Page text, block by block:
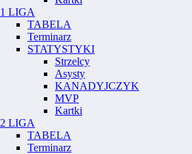
1 LIGA
TABELA
Terminarz
STATYSTYKI
Strzelcy
Asysty
KANADYJCZYK
MVP
Kartki
2 LIGA
TABELA
Terminarz